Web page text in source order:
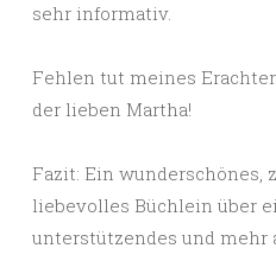
sehr informativ.
Fehlen tut meines
der lieben Martha!
Fazit: Ein wunderschönes,
liebevolles Büchlein über
unterstützendes und mehr